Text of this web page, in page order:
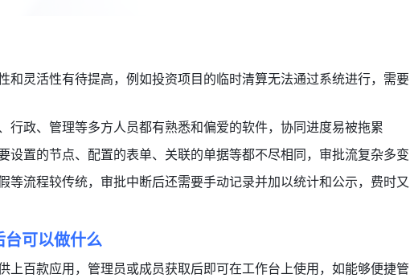
和灵活性有待提高，例如投资项目的临时清算无法通过系统进行，需要
行政、管理等多方人员都有熟悉和偏爱的软件，协同进度易被拖累
设置的节点、配置的表单、关联的单据等都不尽相同，审批流复杂多变
等流程较传统，审批中断后还需要手动记录并加以统计和公示，费时又
可以做什么
上百款应用，管理员或成员获取后即可在工作台上使用，如能够便捷管